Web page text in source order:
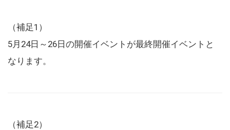
（補足1）
5月24日～26日の開催イベントが最終開催イベントと
なります。
（補足2）